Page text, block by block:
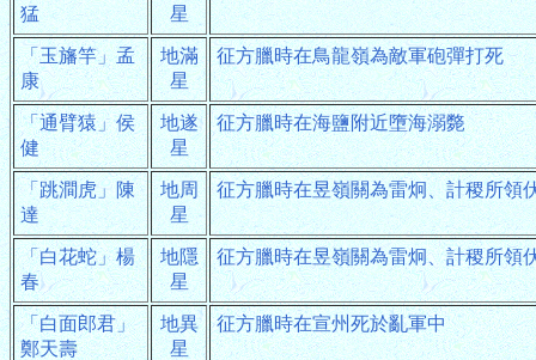
猛
星
「玉旛竿」孟
康
地滿
星
征方臘時在鳥龍嶺為敵軍砲彈打死
「通臂猿」侯
健
地遂
星
征方臘時在海鹽附近墮海溺斃
「跳澗虎」陳
達
地周
星
征方臘時在昱嶺關為雷炯、計稷所領
「白花蛇」楊
春
地隱
星
征方臘時在昱嶺關為雷炯、計稷所領
「白面郎君」
鄭天壽
地異
星
征方臘時在宣州死於亂軍中